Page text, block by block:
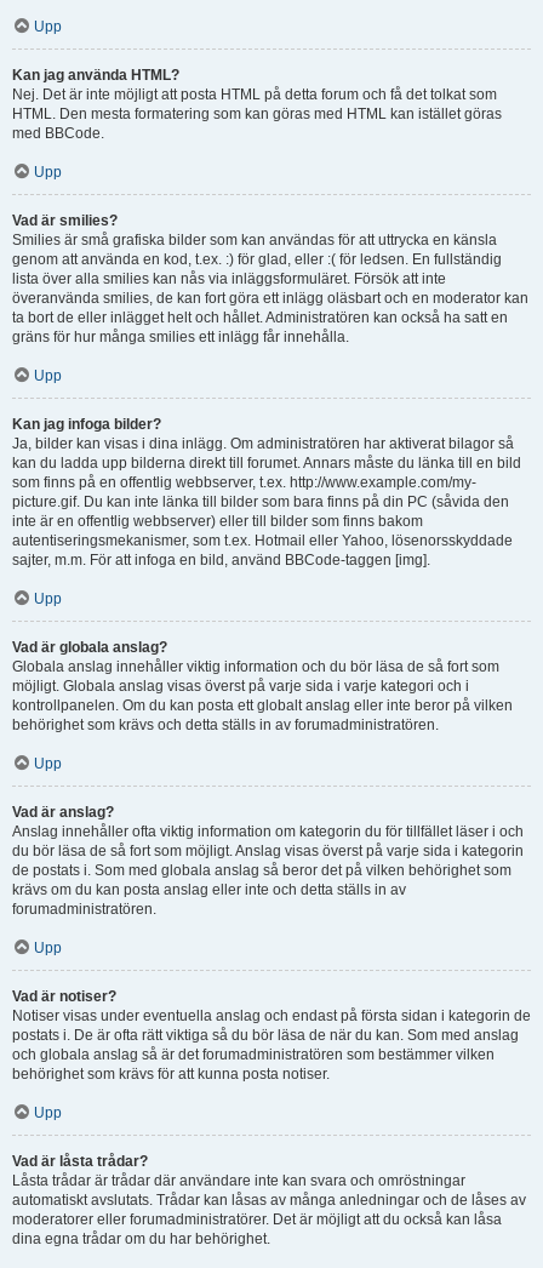
Upp
Kan jag använda HTML?
Nej. Det är inte möjligt att posta HTML på detta forum och få det tolkat som
HTML. Den mesta formatering som kan göras med HTML kan istället göras
med BBCode.
Upp
Vad är smilies?
Smilies är små grafiska bilder som kan användas för att uttrycka en känsla
genom att använda en kod, t.ex. :) för glad, eller :( för ledsen. En fullständig
lista över alla smilies kan nås via inläggsformuläret. Försök att inte
överanvända smilies, de kan fort göra ett inlägg oläsbart och en moderator kan
ta bort de eller inlägget helt och hållet. Administratören kan också ha satt en
gräns för hur många smilies ett inlägg får innehålla.
Upp
Kan jag infoga bilder?
Ja, bilder kan visas i dina inlägg. Om administratören har aktiverat bilagor så
kan du ladda upp bilderna direkt till forumet. Annars måste du länka till en bild
som finns på en offentlig webbserver, t.ex. http://www.example.com/my-
picture.gif. Du kan inte länka till bilder som bara finns på din PC (såvida den
inte är en offentlig webbserver) eller till bilder som finns bakom
autentiseringsmekanismer, som t.ex. Hotmail eller Yahoo, lösenorsskyddade
sajter, m.m. För att infoga en bild, använd BBCode-taggen [img].
Upp
Vad är globala anslag?
Globala anslag innehåller viktig information och du bör läsa de så fort som
möjligt. Globala anslag visas överst på varje sida i varje kategori och i
kontrollpanelen. Om du kan posta ett globalt anslag eller inte beror på vilken
behörighet som krävs och detta ställs in av forumadministratören.
Upp
Vad är anslag?
Anslag innehåller ofta viktig information om kategorin du för tillfället läser i och
du bör läsa de så fort som möjligt. Anslag visas överst på varje sida i kategorin
de postats i. Som med globala anslag så beror det på vilken behörighet som
krävs om du kan posta anslag eller inte och detta ställs in av
forumadministratören.
Upp
Vad är notiser?
Notiser visas under eventuella anslag och endast på första sidan i kategorin de
postats i. De är ofta rätt viktiga så du bör läsa de när du kan. Som med anslag
och globala anslag så är det forumadministratören som bestämmer vilken
behörighet som krävs för att kunna posta notiser.
Upp
Vad är låsta trådar?
Låsta trådar är trådar där användare inte kan svara och omröstningar
automatiskt avslutats. Trådar kan låsas av många anledningar och de låses av
moderatorer eller forumadministratörer. Det är möjligt att du också kan låsa
dina egna trådar om du har behörighet.